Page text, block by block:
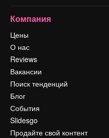
Компания
Цены
О нас
Reviews
Вакансии
Поиск тенденций
Блог
События
Slidesgo
Продайте свой контент